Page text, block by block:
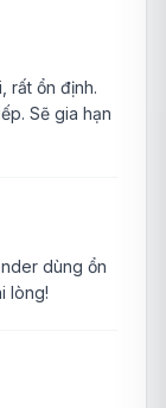
rất ổn định.
Sẽ gia hạn
dùng ổn
lòng!